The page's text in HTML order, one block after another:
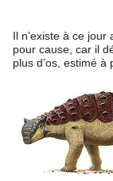
Il n’existe à ce jour
pour cause, car il
plus d’os, estimé à